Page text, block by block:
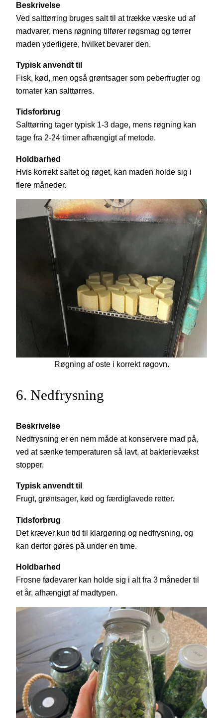
Beskrivelse
Ved salttørring bruges salt til at trække væske ud af
madvarer, mens røgning tilfører røgsmag og tørrer
maden yderligere, hvilket bevarer den.
Typisk anvendt til
Fisk, kød, men også grøntsager som peberfrugter og
tomater kan salttørres.
Tidsforbrug
Salttørring tager typisk 1-3 dage, mens røgning kan
tage fra 2-24 timer afhængigt af metode.
Holdbarhed
Hvis korrekt saltet og røget, kan maden holde sig i
flere måneder.
Røgning af oste i korrekt røgovn.
6. Nedfrysning
Beskrivelse
Nedfrysning er en nem måde at konservere mad på,
ved at sænke temperaturen så lavt, at bakterievækst
stopper.
Typisk anvendt til
Frugt, grøntsager, kød og færdiglavede retter.
Tidsforbrug
Det kræver kun tid til klargøring og nedfrysning, og
kan derfor gøres på under en time.
Holdbarhed
Frosne fødevarer kan holde sig i alt fra 3 måneder til
et år, afhængigt af madtypen.